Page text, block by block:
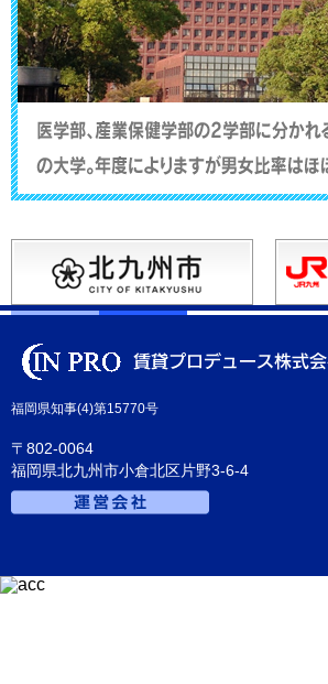
福岡県知事(4)第15770号
〒802-0064
福岡県北九州市小倉北区片野3-6-4